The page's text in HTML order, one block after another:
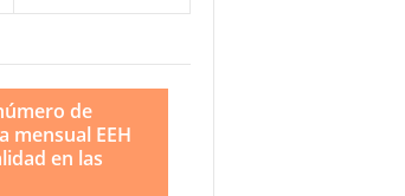
de
mensual EEH
en las